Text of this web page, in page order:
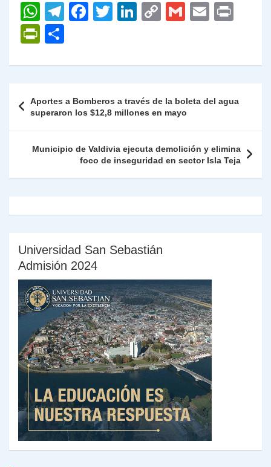
W
h
at
s
p
p
T
gr
m
F
e
o
o
k
T
er
Li
e
n
C
y
n
k
G
l
E
l
P
nt
ie
n
dl
m
p
ar
tir
de
entradas
Aportes a Bomberos a través de la boleta del agua
superaron los $12,8 millones en mayo
Municipio de Valdivia ejecuta demolición y elimina
foco de inseguridad en sector Isla Teja
Universidad San Sebastián
Admisión 2024